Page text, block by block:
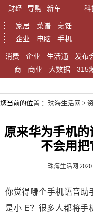
财经
导购 新车
科
家居 菜谱
烹饪
企业
电脑 手机
消费 企业 生活通 发布
商
商业 大数据 315
您当前的位置 ： 珠海生活网 >
原来华为手机
不会用把
珠海生活网
你觉得哪个手机语音
是小 E？很多人都将手